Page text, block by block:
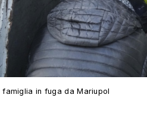
famiglia in fuga da Mariupol